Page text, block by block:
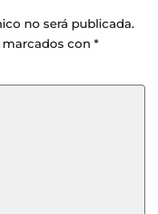
no será publicada.
con *